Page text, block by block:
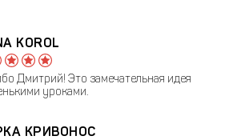
KOROL
Дмитрий! Это замечательная идея
уроками.
КРИВОНОС